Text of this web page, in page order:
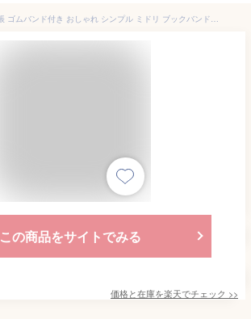
ペンケース 手帳 ゴムバンド付き おしゃれ シンプル ミドリ ブックバンドペンケース B6～A5用
この商品をサイトでみる
価格と在庫を楽天でチェック >>